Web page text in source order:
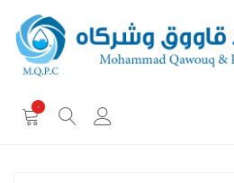
0